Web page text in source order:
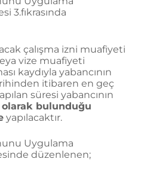
3.fıkrasında
çalışma izni muafiyeti
vize muafiyeti
kaydıyla yabancının
itibaren en geç
süresi yabancının
olarak bulunduğu
yapılacaktır.
Uygulama
düzenlenen;